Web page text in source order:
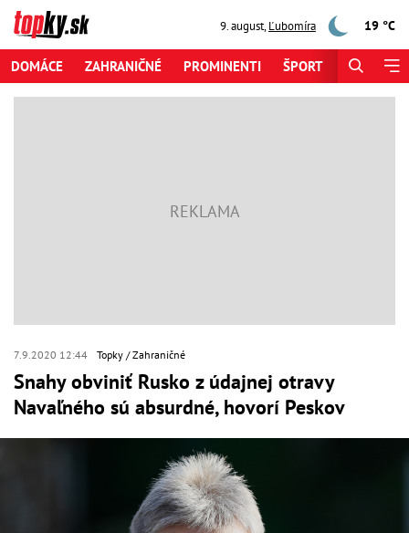
9. august,Ľubomíra 19 °C
DOMÁCE ZAHRANIČNÉ PROMINENTI ŠPORT
7.9.2020 12:44 Topky Zahraničné
Snahy obviniť Rusko z údajnej otravy
Navaľného sú absurdné, hovorí Peskov